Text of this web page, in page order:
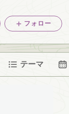
フォロー
テーマ